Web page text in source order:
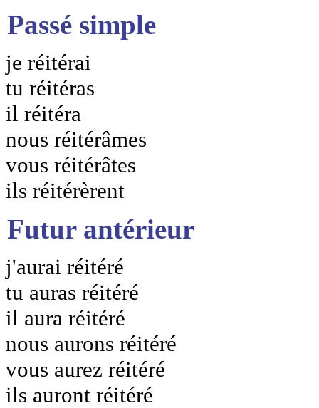
Passé simple
je réitérai
tu réitéras
il réitéra
nous réitérâmes
vous réitérâtes
ils réitérèrent
Futur antérieur
j'aurai réitéré
tu auras réitéré
il aura réitéré
nous aurons réitéré
vous aurez réitéré
ils auront réitéré